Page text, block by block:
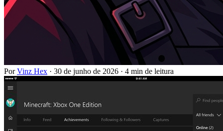
PorVinz Hex · 30 de junho de 2026 · 4 min de leitura